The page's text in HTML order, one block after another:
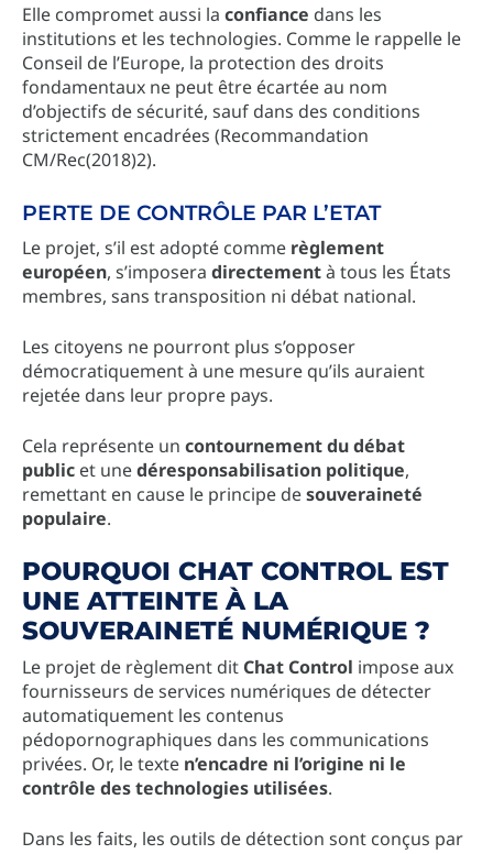
Elle compromet aussi la confiance dans les
institutions et les technologies. Comme le rappelle le
Conseil de l’Europe, la protection des droits
fondamentaux ne peut être écartée au nom
d’objectifs de sécurité, sauf dans des conditions
strictement encadrées (Recommandation
CM/Rec(2018)2).
PERTE DE CONTRÔLE PAR L’ETAT
Le projet, s’il est adopté comme règlement
européen, s’imposera directementà tous les États
membres, sans transposition ni débat national.
Les citoyens ne pourront plus s’opposer
démocratiquement à une mesure qu’ils auraient
rejetée dans leur propre pays.
Cela représente un contournement du débat
public et unedéresponsabilisation politique,
remettant en cause le principe desouveraineté
populaire.
POURQUOI CHAT CONTROL EST
UNE ATTEINTE À LA
SOUVERAINETÉ NUMÉRIQUE ?
Le projet de règlement dit Chat Control impose aux
fournisseurs de services numériques de détecter
automatiquement les contenus
pédopornographiques dans les communications
privées. Or, le texte n’encadre ni l’origine ni le
contrôle des technologies utilisées.
Dans les faits, les outils de détection sont conçus par